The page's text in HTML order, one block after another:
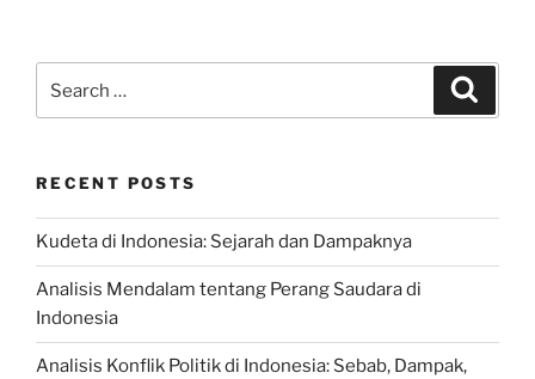
for:
RECENT POSTS
Kudeta di Indonesia: Sejarah dan Dampaknya
Analisis Mendalam tentang Perang Saudara di
Indonesia
Analisis Konflik Politik di Indonesia: Sebab, Dampak,